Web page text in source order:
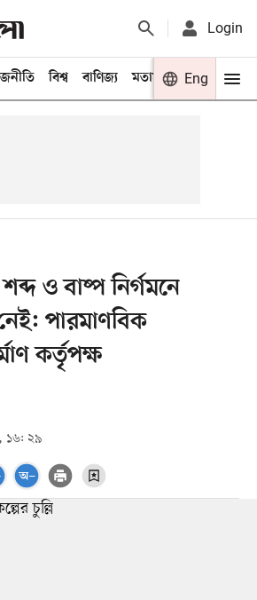
Login
বিশ্ব বাণিজ্য মতামত খেলা
Eng
ও বাষ্প নির্গমনে
পারমাণবিক
কর্তৃপক্ষ
১৬: ২৯